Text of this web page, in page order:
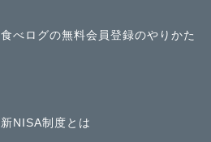
食べログの無料会員登録のやりかた
新NISA制度とは